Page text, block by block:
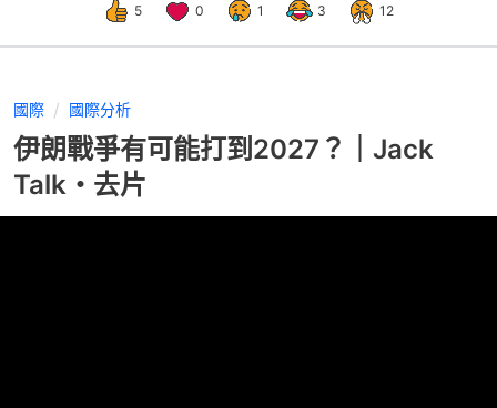
5 0 1 3 12
國際 國際分析
伊朗戰爭有可能打到2027？｜Jack
Talk・去片